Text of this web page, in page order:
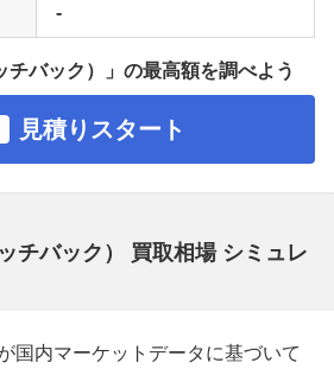
-
チバック）」の最高額を調べよう
見積りスタート
チバック） 買取相場 シミュレ
国内マーケットデータに基づいて